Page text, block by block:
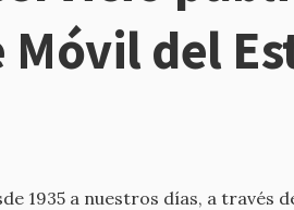
del
1935 a nuestros días, a través